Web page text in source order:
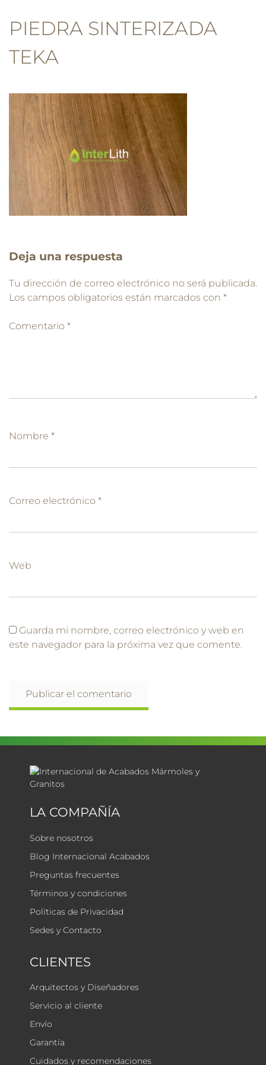
PIEDRA SINTERIZADA
TEKA
Deja una respuesta
Tu dirección de correo electrónico no será publicada.
Los campos obligatorios están marcados con *
Comentario *
Nombre *
Correo electrónico *
Web
Guarda mi nombre, correo electrónico y web en
este navegador para la próxima vez que comente.
LA COMPAÑÍA
Sobre nosotros
Blog Internacional Acabados
Preguntas frecuentes
Términos y condiciones
Políticas de Privacidad
Sedes y Contacto
CLIENTES
Arquitectos y Diseñadores
Servicio al cliente
Envío
Garantía
Cuidados y recomendaciones